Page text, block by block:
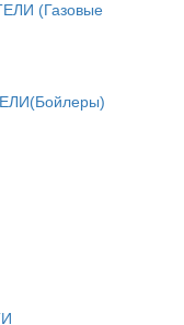
(Газовые